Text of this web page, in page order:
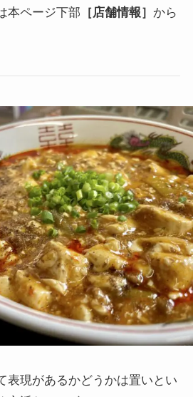
本ページ下部 ［店舗情報］ から
表現があるかどうかは置いとい